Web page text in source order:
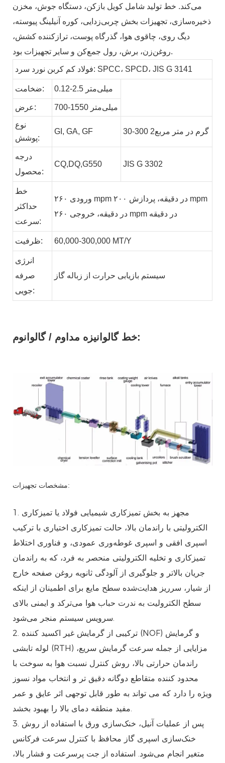
می‌کند. خط تولید شامل کویل بازکن، دستگاه جوش، مخزن
ذخیره‌سازی، تجهیزات بخش چربی‌زدایی، کوره آنیلینگ پیوسته،
دیگ روی، چاقوی هوا، گذرگاه پوست، ترازکننده کشش،
روغن‌زن، برش، رول جمع‌کن و سایر تجهیزات بود.
فولاد کم کربن نورد سرد: SPCC، SPCD، JIS G 3141
ضخامت: 0.12-2.5 میلی‌متر
عرض: 700-1550 میلی‌متر
نوع
پوشش:
GI, GA, GF 30-300 گرم در متر مربع2
درجه
محصول:
CQ,DQ,G550 JIS G 3302
خط
حداکثر
سرعت:
ورودی ۲۶۰ mpm در دقیقه، پردازش ۲۰۰ mpm
در دقیقه، خروجی ۲۶۰ mpm در دقیقه
ظرفیت: 60,000-300,000 MT/Y
انرژی
صرفه
جویی:
سیستم بازیابی حرارت از زباله گاز
خط گالوانیزه مداوم / گالوانوم:
مشخصات تجهیزات:
1. مجهز به بخش تمیزکاری شیمیایی فولاد یا تمیزکاری
الکترولیتی با راندمان بالا، حالت تمیزکاری اختیاری با ترکیب
اسپری افقی و اسپری غوطه‌وری عمودی، و فناوری اختلاط
تمیزکاری و تخلیه الکترولیتی منحصر به فرد، که به راندمان
جریان بالاتر و جلوگیری از آلودگی ثانویه روغن صفحه خارج
از شیار، سرریز هدایت‌شده سطح مایع برای اطمینان از اینکه
سطح الکترولیت به ندرت حباب هوا می‌ترکد و ایمنی بالای
سرویس سیستم منجر می‌شود.
2. ترکیبی از گرمایش غیر اکسید کننده (NOF) و گرمایش
لوله تابشی (RTH) مزایایی از جمله سرعت گرمایش سریع،
راندمان حرارتی بالا، روش کنترل نسبت هوا به سوخت با
محدود کننده متقاطع دوگانه دقیق تر و انتخاب مواد نسوز
ویژه را دارد که می تواند به طور قابل توجهی اثر عایق و عمر
مفید منطقه دمای بالا را بهبود بخشد.
3. پس از عملیات آنیل، خنک‌سازی ورق با استفاده از روش
خنک‌سازی اسپری گاز محافظ با کنترل سرعت فرکانس
متغیر انجام می‌شود. استفاده از جت پرسرعت و فشار بالا،